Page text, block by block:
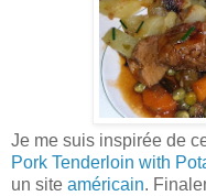
Je me suis inspirée de
Pork Tenderloin with
un site américain.